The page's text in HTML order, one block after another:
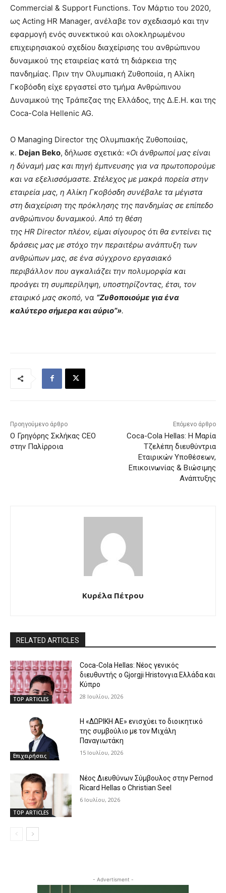
Commercial & Support Functions. Τον Μάρτιο του 2020,
ως Acting HR Manager, ανέλαβε τον σχεδιασμό και την
εφαρμογή ενός συνεκτικού και ολοκληρωμένου
επιχειρησιακού σχεδίου διαχείρισης του ανθρώπινου
δυναμικού της εταιρείας κατά τη διάρκεια της
πανδημίας. Πριν την Ολυμπιακή Ζυθοποιία, η Αλίκη
Γκοβόσδη είχε εργαστεί στο τμήμα Ανθρώπινου
Δυναμικού της Τράπεζας της Ελλάδος, της Δ.Ε.Η. και της
Coca-Cola Hellenic AG.
Ο Managing Director της Ολυμπιακής Ζυθοποιίας,
κ. Dejan Beko, δήλωσε σχετικά: «Οι άνθρωποί μας είναι
η δύναμή μας και πηγή έμπνευσης για να πρωτοπορούμε
και να εξελισσόμαστε. Στέλεχος με μακρά πορεία στην
εταιρεία μας, η Αλίκη Γκοβόσδη συνέβαλε τα μέγιστα
στη διαχείριση της πρόκλησης της πανδημίας σε επίπεδο
ανθρώπινου δυναμικού. Από τη θέση
της HR Director πλέον, είμαι σίγουρος ότι θα εντείνει τις
δράσεις μας με στόχο την περαιτέρω ανάπτυξη των
ανθρώπων μας, σε ένα σύγχρονο εργασιακό
περιβάλλον που αγκαλιάζει την πολυμορφία και
προάγει τη συμπερίληψη, υποστηρίζοντας, έτσι, τον
εταιρικό μας σκοπό, να “Ζυθοποιούμε για ένα
καλύτερο σήμερα και αύριο”».
Προηγούμενο άρθρο
O Γρηγόρης Σκλήκας CEO
στην Παλίρροια
Επόμενο άρθρο
Coca-Cola Hellas: Η Μαρία
Τζελέπη διευθύντρια
Εταιρικών Υποθέσεων,
Επικοινωνίας & Βιώσιμης
Ανάπτυξης
Kυρέλα Πέτρου
RELATED ARTICLES
TOP ARTICLES
Coca-Cola Hellas: Νέος γενικός
διευθυντής ο Gjorgji Hristovγια Ελλάδα και
Κύπρο
28 Ιουλίου, 2026
Επιχειρήσεις
Η «ΔΩΡΙΚΗ ΑΕ» ενισχύει το διοικητικό
της συμβούλιο με τον Μιχάλη
Παναγιωτάκη
15 Ιουλίου, 2026
TOP ARTICLES
Νέος Διευθύνων Σύμβουλος στην Pernod
Ricard Hellas ο Christian Seel
6 Ιουλίου, 2026
- Advertisment -